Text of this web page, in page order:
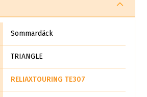
Sommardäck
TRIANGLE
RELIAXTOURING TE307